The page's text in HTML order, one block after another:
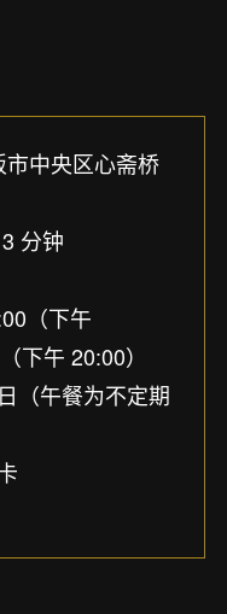
中央区心斋桥
分钟
（下午
下午 20:00）
（午餐为不定期